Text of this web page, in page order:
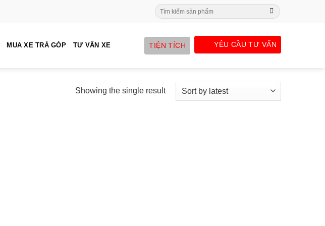
Search
for:
MUA XE TRẢ GÓP TƯ VẤN XE TIỆN TÍCH YÊU CẦU TƯ VẤN
Showing the single result